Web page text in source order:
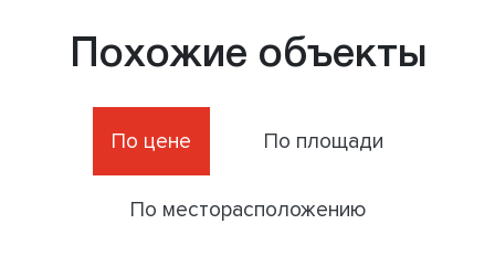
Похожие объекты
По цене По площади
По месторасположению